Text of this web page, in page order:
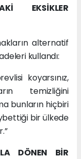
EKSİKLER
alternatif
kullandı:
koyarsınız,
temizliğini
bunların hiçbiri
bir ülkede
DÖNEN BİR